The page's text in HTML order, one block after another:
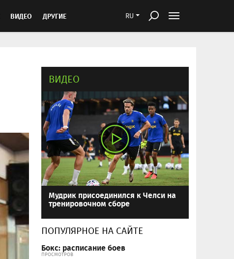
RU
ВИДЕО ДРУГИЕ
ВИДЕО
Мудрик присоединился к Челси на
тренировочном сборе
ПОПУЛЯРНОЕ НА САЙТЕ
Бокс: расписание боев
ПРОСМОТРОВ